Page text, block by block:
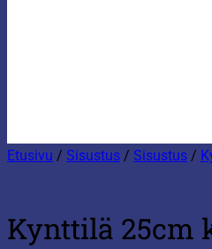
Etusivu / Sisustus / Sisustus /
Kynttilä 25cm